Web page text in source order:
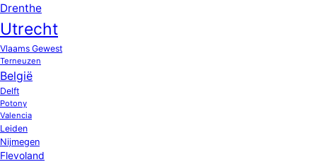
Drenthe
Utrecht
Vlaams Gewest
Terneuzen
België
Delft
Potony
Valencia
Leiden
Nijmegen
Flevoland